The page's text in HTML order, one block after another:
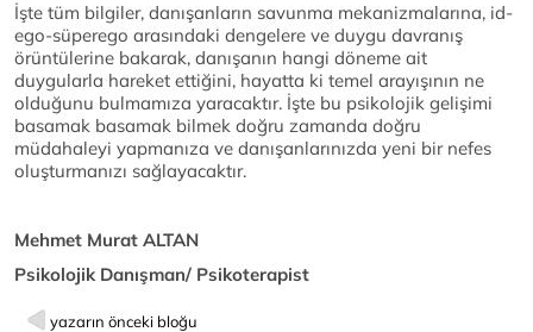
İşte tüm bilgiler, danışanların savunma mekanizmalarına, id-
ego-süperego arasındaki dengelere ve duygu davranış
örüntülerine bakarak, danışanın hangi döneme ait
duygularla hareket ettiğini, hayatta ki temel arayışının ne
olduğunu bulmamıza yaracaktır. İşte bu psikolojik gelişimi
basamak basamak bilmek doğru zamanda doğru
müdahaleyi yapmanıza ve danışanlarınızda yeni bir nefes
oluşturmanızı sağlayacaktır.
Mehmet Murat ALTAN
Psikolojik Danışman/ Psikoterapist
yazarın önceki bloğu